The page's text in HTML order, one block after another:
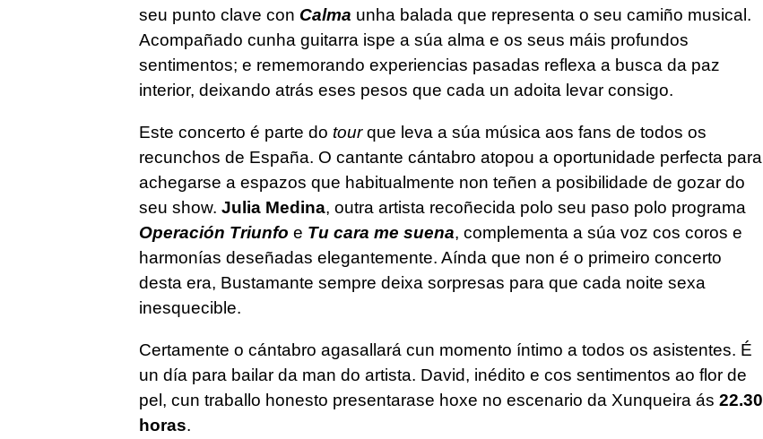
seu punto clave con Calma unha balada que representa o seu camiño musical.
Acompañado cunha guitarra ispe a súa alma e os seus máis profundos
sentimentos; e rememorando experiencias pasadas reflexa a busca da paz
interior, deixando atrás eses pesos que cada un adoita levar consigo.
Este concerto é parte do tourque leva a súa música aos fans de todos os
recunchos de España. O cantante cántabro atopou a oportunidade perfecta para
achegarse a espazos que habitualmente non teñen a posibilidade de gozar do
seu show. Julia Medina, outra artista recoñecida polo seu paso polo programa
Operación Triunfo e Tu cara me suena, complementa a súa voz cos coros e
harmonías deseñadas elegantemente. Aínda que non é o primeiro concerto
desta era, Bustamante sempre deixa sorpresas para que cada noite sexa
inesquecible.
Certamente o cántabro agasallará cun momento íntimo a todos os asistentes. É
un día para bailar da man do artista. David, inédito e cos sentimentos ao flor de
pel, cun traballo honesto presentarase hoxe no escenario da Xunqueira ás 22.30
horas.